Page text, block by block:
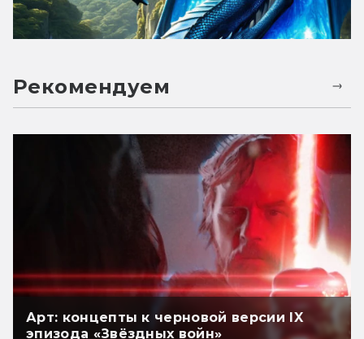
Рекомендуем
Арт: концепты к черновой версии IX
эпизода «Звёздных войн»